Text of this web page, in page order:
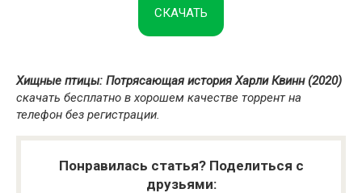
СКАЧАТЬ
Хищные птицы: Потрясающая история Харли Квинн (2020)
скачать бесплатно в хорошем качестве торрент на
телефон без регистрации.
Понравилась статья? Поделиться с
друзьями: